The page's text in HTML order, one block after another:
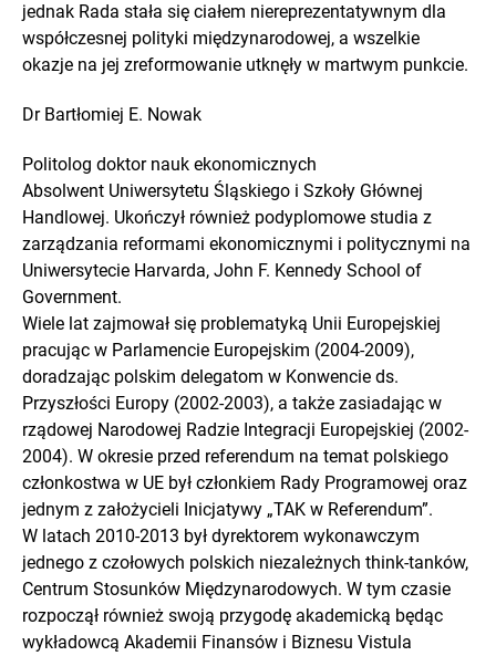
jednak Rada stała się ciałem niereprezentatywnym dla
współczesnej polityki międzynarodowej, a wszelkie
okazje na jej zreformowanie utknęły w martwym punkcie.
Dr Bartłomiej E. Nowak
Politolog doktor nauk ekonomicznych
Absolwent Uniwersytetu Śląskiego i Szkoły Głównej
Handlowej. Ukończył również podyplomowe studia z
zarządzania reformami ekonomicznymi i politycznymi na
Uniwersytecie Harvarda, John F. Kennedy School of
Government.
Wiele lat zajmował się problematyką Unii Europejskiej
pracując w Parlamencie Europejskim (2004-2009),
doradzając polskim delegatom w Konwencie ds.
Przyszłości Europy (2002-2003), a także zasiadając w
rządowej Narodowej Radzie Integracji Europejskiej (2002-
2004). W okresie przed referendum na temat polskiego
członkostwa w UE był członkiem Rady Programowej oraz
jednym z założycieli Inicjatywy „TAK w Referendum”.
W latach 2010-2013 był dyrektorem wykonawczym
jednego z czołowych polskich niezależnych think-tanków,
Centrum Stosunków Międzynarodowych. W tym czasie
rozpoczął również swoją przygodę akademicką będąc
wykładowcą Akademii Finansów i Biznesu Vistula